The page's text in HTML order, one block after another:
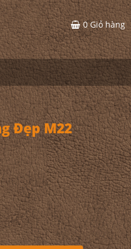
0 Giỏ hàng
Đẹp M22